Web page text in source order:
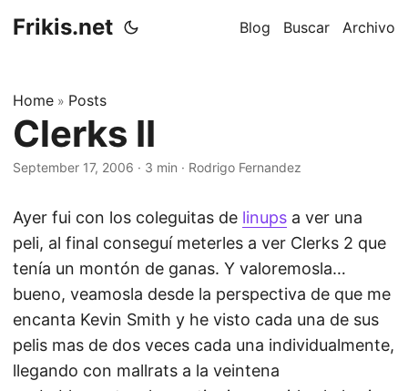
Frikis.net Blog Buscar Archivo
Home » Posts
Clerks II
September 17, 2006 · 3 min · Rodrigo Fernandez
Ayer fui con los coleguitas de linups a ver una
peli, al final conseguí meterles a ver Clerks 2 que
tenía un montón de ganas. Y valoremosla…
bueno, veamosla desde la perspectiva de que me
encanta Kevin Smith y he visto cada una de sus
pelis mas de dos veces cada una individualmente,
llegando con mallrats a la veintena